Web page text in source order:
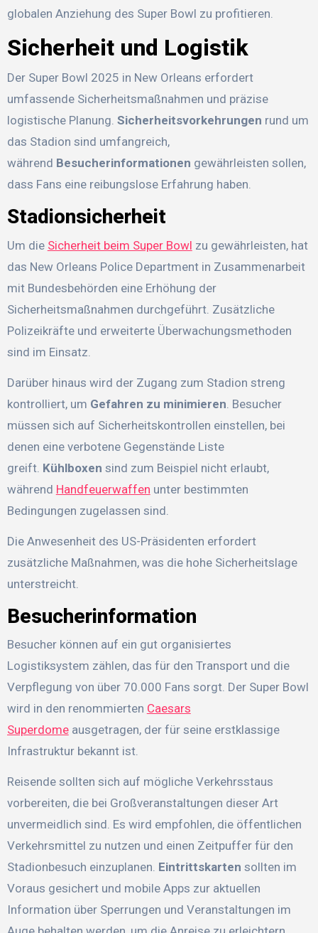
globalen Anziehung des Super Bowl zu profitieren.
Sicherheit und Logistik
Der Super Bowl 2025 in New Orleans erfordert
umfassende Sicherheitsmaßnahmen und präzise
logistische Planung. Sicherheitsvorkehrungen rund um
das Stadion sind umfangreich,
während Besucherinformationen gewährleisten sollen,
dass Fans eine reibungslose Erfahrung haben.
Stadionsicherheit
Um die Sicherheit beim Super Bowl zu gewährleisten, hat
das New Orleans Police Department in Zusammenarbeit
mit Bundesbehörden eine Erhöhung der
Sicherheitsmaßnahmen durchgeführt. Zusätzliche
Polizeikräfte und erweiterte Überwachungsmethoden
sind im Einsatz.
Darüber hinaus wird der Zugang zum Stadion streng
kontrolliert, um Gefahren zu minimieren . Besucher
müssen sich auf Sicherheitskontrollen einstellen, bei
denen eine verbotene Gegenstände Liste
greift. Kühlboxen sind zum Beispiel nicht erlaubt,
während Handfeuerwaffen unter bestimmten
Bedingungen zugelassen sind.
Die Anwesenheit des US-Präsidenten erfordert
zusätzliche Maßnahmen, was die hohe Sicherheitslage
unterstreicht.
Besucherinformation
Besucher können auf ein gut organisiertes
Logistiksystem zählen, das für den Transport und die
Verpflegung von über 70.000 Fans sorgt. Der Super Bowl
wird in den renommierten Caesars
Superdomeausgetragen, der für seine erstklassige
Infrastruktur bekannt ist.
Reisende sollten sich auf mögliche Verkehrsstaus
vorbereiten, die bei Großveranstaltungen dieser Art
unvermeidlich sind. Es wird empfohlen, die öffentlichen
Verkehrsmittel zu nutzen und einen Zeitpuffer für den
Stadionbesuch einzuplanen. Eintrittskarten sollten im
Voraus gesichert und mobile Apps zur aktuellen
Information über Sperrungen und Veranstaltungen im